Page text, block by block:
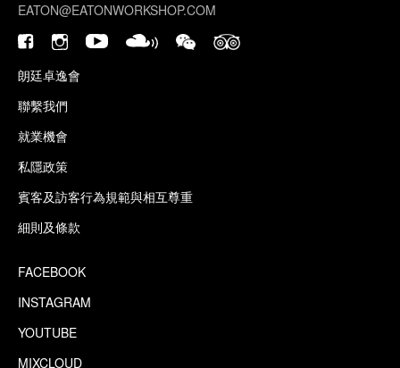
EATON@EATONWORKSHOP.COM
朗廷卓逸會
聯繫我們
就業機會
私隱政策
賓客及訪客行為規範與相互尊重
細則及條款
FACEBOOK
INSTAGRAM
YOUTUBE
MIXCLOUD